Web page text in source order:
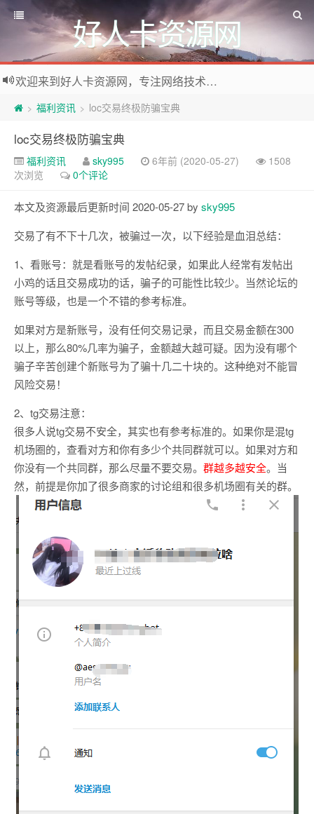
好人卡资源网
欢迎来到好人卡资源网，专注网络技术资源收集，我们不仅是网络资源的搬运工，也生产原创资源。寻找资源请留言或关注公众号:烈日下的男人
> 福利资讯 > loc交易终极防骗宝典
loc交易终极防骗宝典
福利资讯 sky995 6年前 (2020-05-27)
1508
次浏览
0个评论
本文及资源最后更新时间 2020-05-27 by sky995
交易了有不下十几次，被骗过一次，以下经验是血泪总结：
1、看账号：就是看账号的发帖纪录，如果此人经常有发帖出
小鸡的话且交易成功的话，骗子的可能性比较少。当然论坛的
账号等级，也是一个不错的参考标准。
如果对方是新账号，没有任何交易记录，而且交易金额在300
以上，那么80%几率为骗子，金额越大越可疑。因为没有哪个
骗子辛苦创建个新账号为了骗十几二十块的。这种绝对不能冒
风险交易！
2、tg交易注意：
很多人说tg交易不安全，其实也有参考标准的。如果你是混tg
机场圈的，查看对方和你有多少个共同群就可以。如果对方和
你没有一个共同群，那么尽量不要交易。 群越多越安全。当
然，前提是你加了很多商家的讨论组和很多机场圈有关的群。